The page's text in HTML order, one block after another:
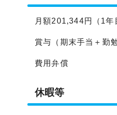
月額201,344円（1年
賞与（期末手当＋勤
費用弁償
休暇等